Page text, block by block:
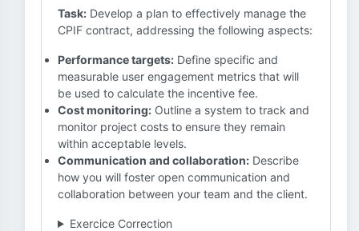
Task: Develop a plan to effectively manage the
CPIF contract, addressing the following aspects:
Performance targets: Define specific and
measurable user engagement metrics that will
be used to calculate the incentive fee.
Cost monitoring: Outline a system to track and
monitor project costs to ensure they remain
within acceptable levels.
Communication and collaboration: Describe
how you will foster open communication and
collaboration between your team and the client.
Exercice Correction